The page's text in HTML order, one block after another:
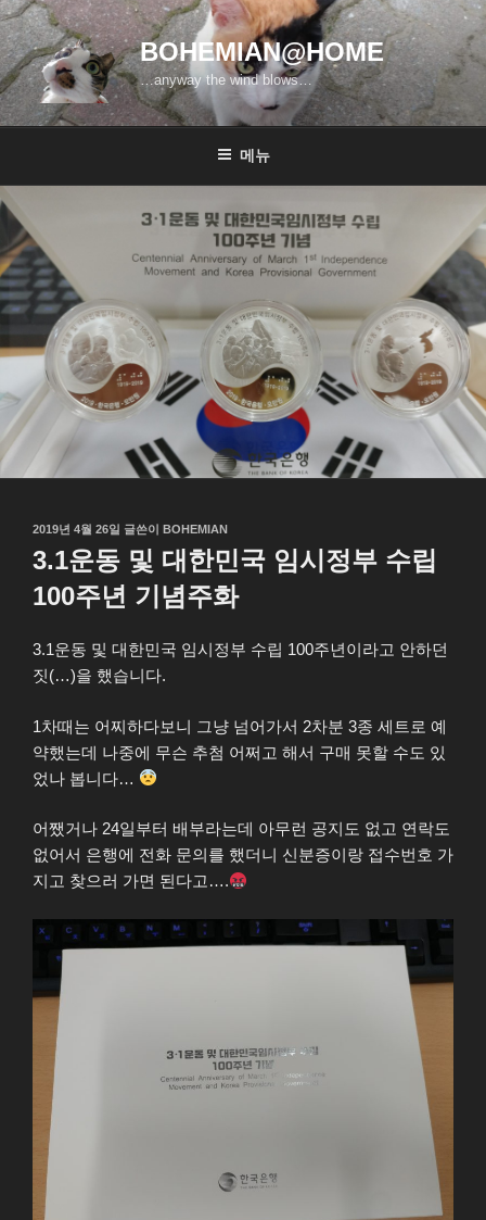
콘
텐
츠
로
바
BOHEMIAN@HOME
…anyway the wind blows…
메뉴
작
일
자
2019년 4월 26일 글쓴이 BOHEMIAN
3.1운동 및 대한민국 임시정부 수립
100주년 기념주화
3.1운동 및 대한민국 임시정부 수립 100주년이라고 안하던
짓(…)을 했습니다.
1차때는 어찌하다보니 그냥 넘어가서 2차분 3종 세트로 예
약했는데 나중에 무슨 추첨 어쩌고 해서 구매 못할 수도 있
었나 봅니다…
어쨌거나 24일부터 배부라는데 아무런 공지도 없고 연락도
없어서 은행에 전화 문의를 했더니 신분증이랑 접수번호 가
지고 찾으러 가면 된다고….